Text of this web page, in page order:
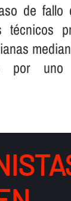
de
técnicos
por